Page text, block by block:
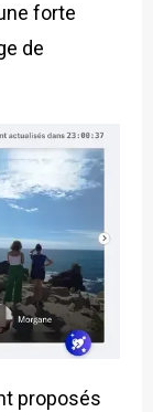
forte
de
proposés